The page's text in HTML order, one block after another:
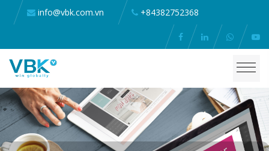
info@vbk.com.vn +84382752368